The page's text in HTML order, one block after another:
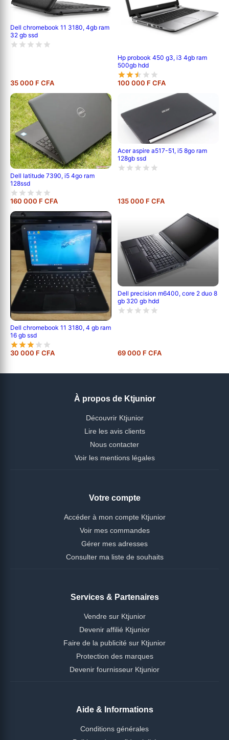
Dell chromebook 11 3180, 4gb ram
32 gb ssd
35 000 F CFA
Hp probook 450 g3, i3 4gb ram
500gb hdd
100 000 F CFA
Dell latitude 7390, i5 4go ram
128ssd
160 000 F CFA
Acer aspire a517-51, i5 8go ram
128gb ssd
135 000 F CFA
Dell chromebook 11 3180, 4 gb ram
16 gb ssd
30 000 F CFA
Dell precision m6400, core 2 duo 8
gb 320 gb hdd
69 000 F CFA
À propos de Ktjunior
Découvrir Ktjunior
Lire les avis clients
Nous contacter
Voir les mentions légales
Votre compte
Accéder à mon compte Ktjunior
Voir mes commandes
Gérer mes adresses
Consulter ma liste de souhaits
Services & Partenaires
Vendre sur Ktjunior
Devenir affilié Ktjunior
Faire de la publicité sur Ktjunior
Protection des marques
Devenir fournisseur Ktjunior
Aide & Informations
Conditions générales